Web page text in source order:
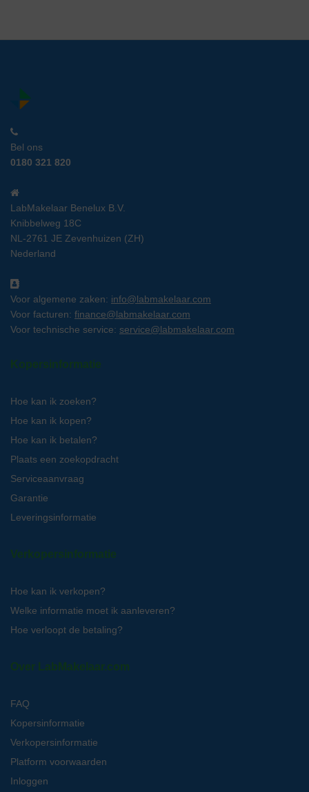
Bel ons
0180 321 820
LabMakelaar Benelux B.V.
Knibbelweg 18C
NL-2761 JE Zevenhuizen (ZH)
Nederland
Voor algemene zaken: info@labmakelaar.com
Voor facturen: finance@labmakelaar.com
Voor technische service: service@labmakelaar.com
Kopersinformatie
Hoe kan ik zoeken?
Hoe kan ik kopen?
Hoe kan ik betalen?
Plaats een zoekopdracht
Serviceaanvraag
Garantie
Leveringsinformatie
Verkopersinformatie
Hoe kan ik verkopen?
Welke informatie moet ik aanleveren?
Hoe verloopt de betaling?
Over LabMakelaar.com
FAQ
Kopersinformatie
Verkopersinformatie
Platform voorwaarden
Inloggen